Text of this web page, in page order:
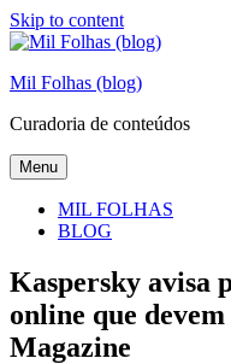
Skip to content
Mil Folhas (blog)
Curadoria de conteúdos
Menu
MIL FOLHAS
BLOG
Kaspersky avisa
online que
Magazine